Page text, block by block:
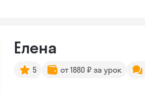
Елена
5 от 1880 ₽ за урок